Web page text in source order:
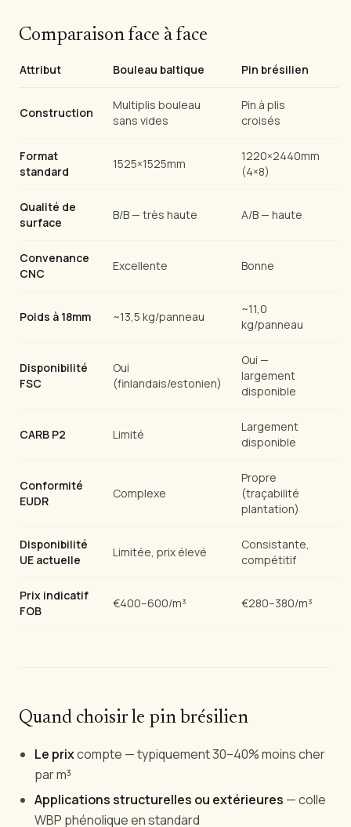
Comparaison face à face
Attribut Bouleau baltique Pin brésilien
Construction
Multiplis bouleau
sans vides
Pin à plis
croisés
Format
standard
1525×1525mm
1220×2440mm
(4×8)
Qualité de
surface
B/B — très haute A/B — haute
Convenance
CNC
Excellente Bonne
Poids à 18mm ~13,5 kg/panneau
~11,0
kg/panneau
Disponibilité
FSC
Oui
(finlandais/estonien)
Oui —
largement
disponible
CARB P2 Limité
Largement
disponible
Conformité
EUDR
Complexe
Propre
(traçabilité
plantation)
Disponibilité
UE actuelle
Limitée, prix élevé
Consistante,
compétitif
Prix indicatif
FOB
€400–600/m³ €280–380/m³
Quand choisir le pin brésilien
Le prixcompte — typiquement 30–40% moins cher
par m³
Applications structurelles ou extérieures — colle
WBP phénolique en standard